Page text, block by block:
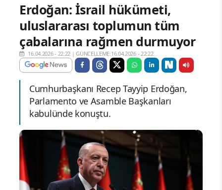
Erdoğan: İsrail hükümeti,
uluslararası toplumun tüm
çabalarına rağmen durmuyor
16.04.2026 - 22:22 |GÜNCELLEME:16.04.2026 - 22:22
Cumhurbaşkanı Recep Tayyip Erdoğan,
Parlamento ve Asamble Başkanları
kabulünde konuştu.